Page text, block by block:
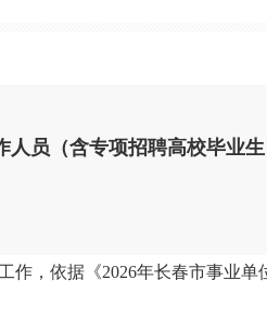
员（含专项招聘高校毕业
，依据《2026年长春市事业单